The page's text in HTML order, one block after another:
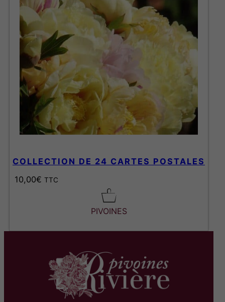
COLLECTION DE 24 CARTES POSTALES
10,00€ TTC
PIVOINES